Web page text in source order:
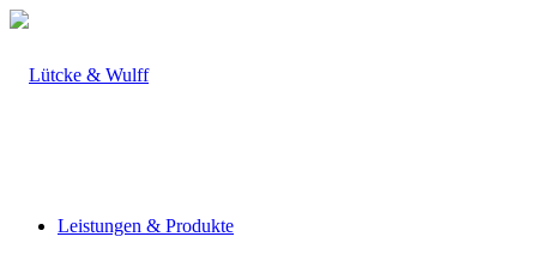
Leistungen & Produkte